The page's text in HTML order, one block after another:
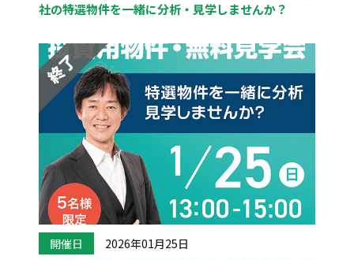
社の特選物件を一緒に分析・見学しませんか？
開催日 2026年01月25日